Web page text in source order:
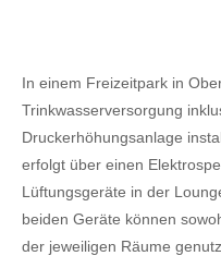
In einem Freizeitpark in
Trinkwasserversorgung
Druckerhöhungsanlage
erfolgt über einen
Lüftungsgeräte in der
beiden Geräte können
der jeweiligen Räume